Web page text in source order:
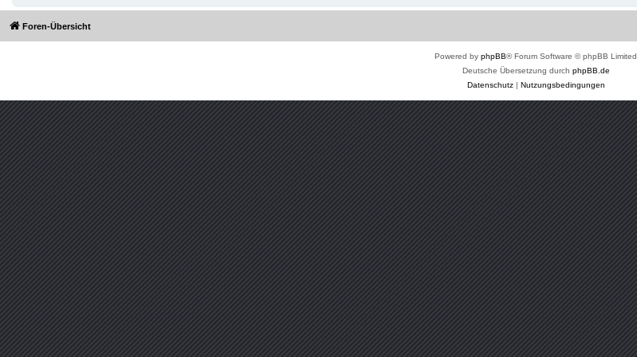
Foren-Übersicht
Powered by phpBB® Forum Software © phpBB Limited
Deutsche Übersetzung durch phpBB.de
Datenschutz| Nutzungsbedingungen